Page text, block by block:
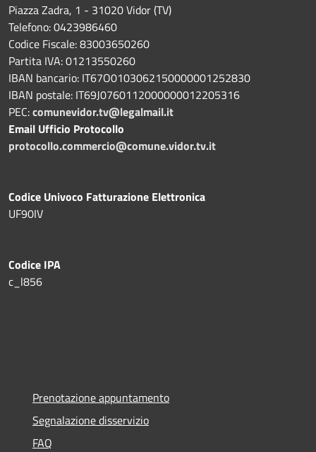
Piazza Zadra, 1 - 31020 Vidor (TV)
Telefono: 0423986460
Codice Fiscale: 83003650260
Partita IVA: 01213550260
IBAN bancario: IT67O0103062150000001252830
IBAN postale: IT69J0760112000000012205316
PEC:comunevidor.tv@legalmail.it
Email Ufficio Protocollo
protocollo.commercio@comune.vidor.tv.it
Codice Univoco Fatturazione Elettronica
UF90IV
Codice IPA
c_l856
Prenotazione appuntamento
Segnalazione disservizio
FAQ